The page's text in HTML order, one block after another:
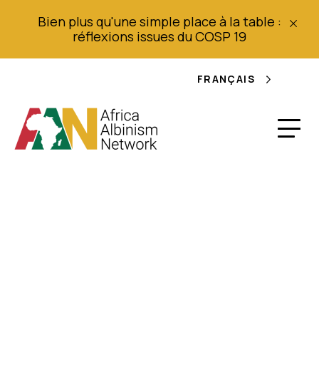
Bien plus qu'une simple place à la table :
réflexions issues du COSP 19
FRANÇAIS